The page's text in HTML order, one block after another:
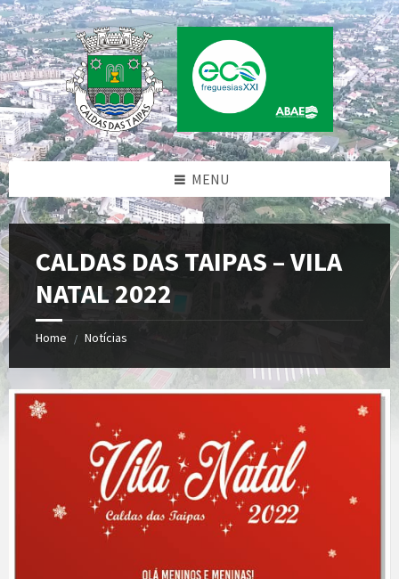
Skip
to
content
Skip
to
left
sidebar
Skip
to
right
sidebar
Skip
to
footer
MENU
CALDAS DAS TAIPAS – VILA
NATAL 2022
Home / Notícias